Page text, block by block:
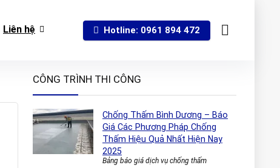
Liên hệ Hotline: 0961 894 472
CÔNG TRÌNH THI CÔNG
Chống Thấm Bình Dương – Báo
Giá Các Phương Pháp Chống
Thấm Hiệu Quả Nhất Hiện Nay
2025
Bảng báo giá dịch vụ chống thấm